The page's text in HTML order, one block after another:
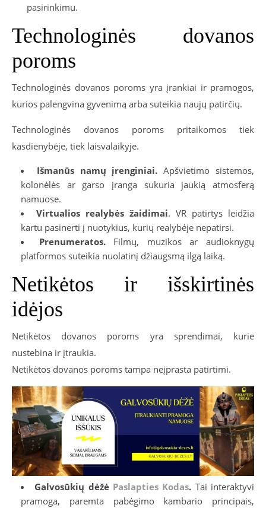
pasirinkimu.
Technologinės dovanos
poroms
Technologinės dovanos poroms yra įrankiai ir pramogos,
kurios palengvina gyvenimą arba suteikia naujų patirčių.
Technologinės dovanos poroms pritaikomos tiek
kasdienybėje, tiek laisvalaikyje.
Išmanūs namų įrenginiai. Apšvietimo sistemos,
kolonėlės ar garso įranga sukuria jaukią atmosferą
namuose.
Virtualios realybės žaidimai. VR patirtys leidžia
kartu pasinerti į nuotykius, kurių realybėje nepatirsi.
Prenumeratos.Filmų, muzikos ar audioknygų
platformos suteikia nuolatinį džiaugsmą ilgą laiką.
Netikėtos ir išskirtinės
idėjos
Netikėtos dovanos poroms yra sprendimai, kurie
nustebina ir įtraukia.
Netikėtos dovanos poroms tampa neįprasta patirtimi.
Galvosūkių dėžė Paslapties Kodas. Tai interaktyvi
pramoga, paremta pabėgimo kambario principais,